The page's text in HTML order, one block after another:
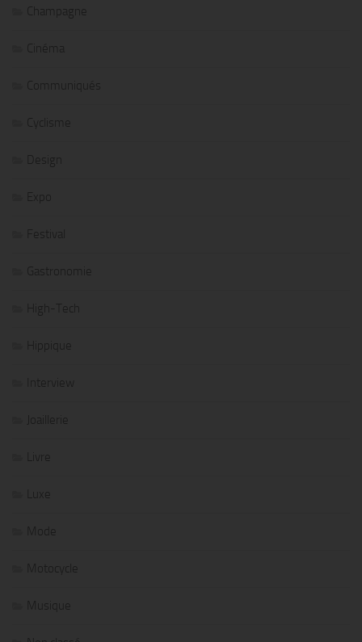
Champagne
Cinéma
Communiqués
Cyclisme
Design
Expo
Festival
Gastronomie
High-Tech
Hippique
Interview
Joaillerie
Livre
Luxe
Mode
Motocycle
Musique